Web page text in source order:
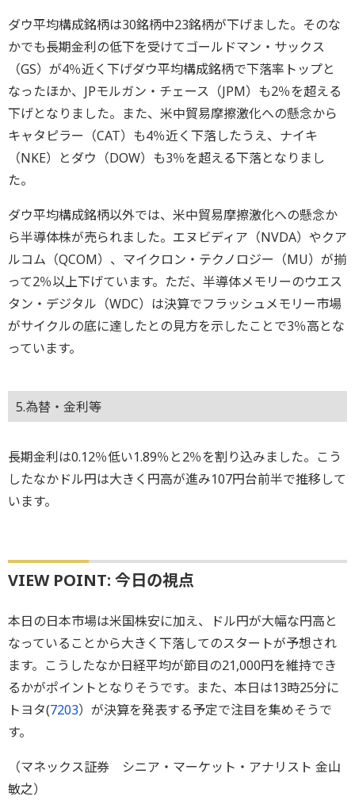
ダウ平均構成銘柄は30銘柄中23銘柄が下げました。そのな
かでも長期金利の低下を受けてゴールドマン・サックス
（GS）が4％近く下げダウ平均構成銘柄で下落率トップと
なったほか、JPモルガン・チェース（JPM）も2％を超える
下げとなりました。また、米中貿易摩擦激化への懸念から
キャタピラー（CAT）も4％近く下落したうえ、ナイキ
（NKE）とダウ（DOW）も3％を超える下落となりまし
た。
ダウ平均構成銘柄以外では、米中貿易摩擦激化への懸念か
ら半導体株が売られました。エヌビディア（NVDA）やクア
ルコム（QCOM）、マイクロン・テクノロジー（MU）が揃
って2％以上下げています。ただ、半導体メモリーのウエス
タン・デジタル（WDC）は決算でフラッシュメモリー市場
がサイクルの底に達したとの見方を示したことで3％高とな
っています。
5.為替・金利等
長期金利は0.12％低い1.89％と2％を割り込みました。こう
したなかドル円は大きく円高が進み107円台前半で推移して
います。
VIEW POINT: 今日の視点
本日の日本市場は米国株安に加え、ドル円が大幅な円高と
なっていることから大きく下落してのスタートが予想され
ます。こうしたなか日経平均が節目の21,000円を維持でき
るかがポイントとなりそうです。また、本日は13時25分に
トヨタ(7203）が決算を発表する予定で注目を集めそうで
す。
（マネックス証券 シニア・マーケット・アナリスト 金山
敏之）